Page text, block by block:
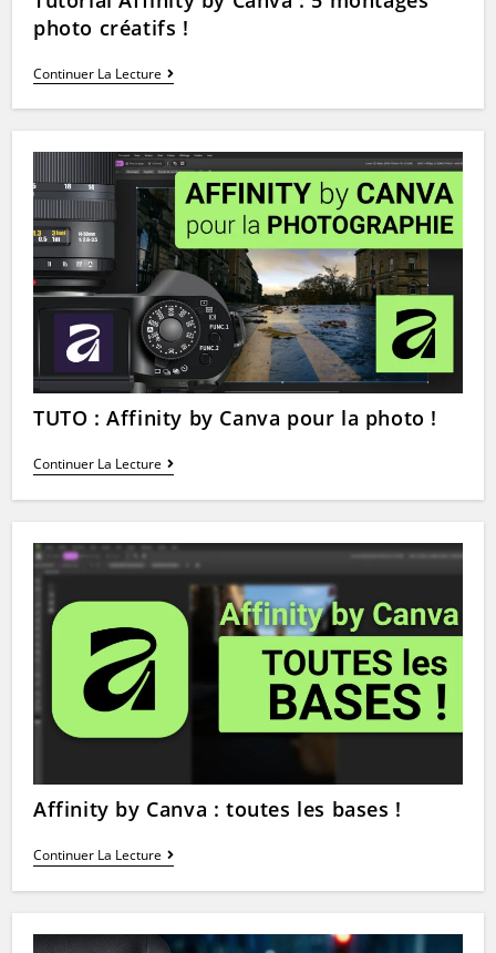
photo créatifs !
Continuer La LectureTutorial
Affinity
By
5
Montages
Photo
Créatifs
!
TUTO : Affinity by Canva pour la photo !
Continuer La LectureTUTO
:
Affinity
Pour
La
Photo
!
Affinity by Canva : toutes les bases !
Continuer La LectureAffinity
By
Canva
Les